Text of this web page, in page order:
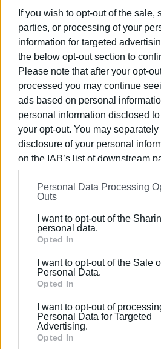
If you wish to opt-out of the sale,
parties, or processing of your
information for targeted
the below opt-out section to
Please note that after your opt-
processed you may continue
ads based on personal
personal information disclosed
your opt-out. You may
disclosure of your personal
on the IAB’s list of downstream
information may also be
on theIAB’s List of Downstream
further disclose it to other third
Please note that this website/
Google services and may gather
behaviour. You may click to
Google and its third-party tags to
section.
Personal Data Processing
Outs
I want to opt-out of the
personal data.
Opted In
I want to opt-out of the Sale
Personal Data.
Opted In
I want to opt-out of
Personal Data for Targeted
Advertising.
Opted In
λατρευτικές θρησκευτικές
αναγκαίο.
Σ’ αυτό το πλαίσιο, γίνεται
του Μητροπολίτη μας και της
καμιά περίπτωση όμως δεν
λογικές οι οποίες επιβαρύνουν
ημερών. Ας πρυτανεύσει η
δυσαρέσκεια στις αποφάσεις
όχι η θλίψη. Το έχουμε ανάγκη
Εμφανίσεις: 121
Ακολουθήστε το enimerosi
Συνδρομητές στο